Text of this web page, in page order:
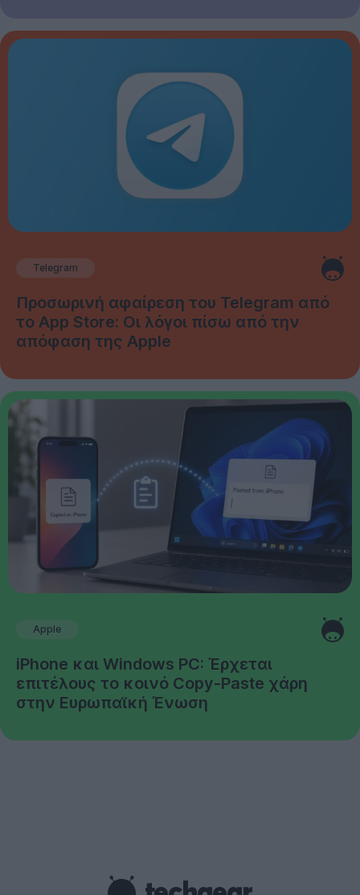
Telegram
Προσωρινή αφαίρεση του Telegram από
το App Store: Οι λόγοι πίσω από την
απόφαση της Apple
Apple
iPhone και Windows PC: Έρχεται
επιτέλους το κοινό Copy-Paste χάρη
στην Ευρωπαϊκή Ένωση